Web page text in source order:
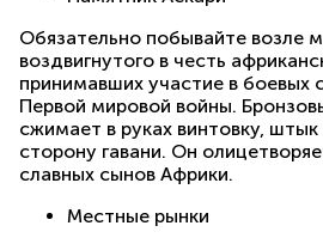
Обязательно побывайте возле
воздвигнутого в честь
принимавших участие в боевых
Первой мировой войны.
сжимает в руках винтовку,
сторону гавани. Он
славных сынов Африки.
Местные рынки